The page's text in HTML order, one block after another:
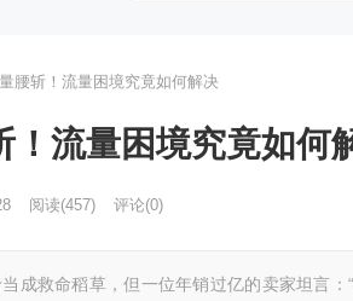
腰斩！流量困境究竟如何解决
！流量困境究竟如何
阅读(457) 评论(0)
成救命稻草，但一位年销过亿的卖家坦言：